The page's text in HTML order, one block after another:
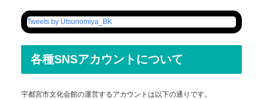
Tweets by Utsunomiya_BK
各種SNSアカウントについて
宇都宮市文化会館の運営するアカウントは以下の通りです。